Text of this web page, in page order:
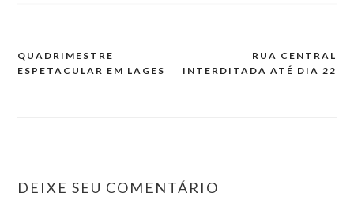
QUADRIMESTRE
ESPETACULAR EM LAGES
RUA CENTRAL
INTERDITADA ATÉ DIA 22
DEIXE SEU COMENTÁRIO